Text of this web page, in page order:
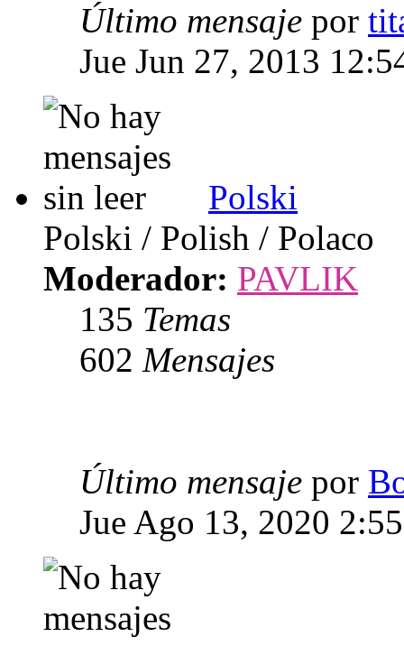
Último mensaje por
Jue Jun 27, 2013
Polski
Polski / Polish / Polaco
Moderador: PAVLIK
135 Temas
602 Mensajes
Último mensaje por
Jue Ago 13, 2020